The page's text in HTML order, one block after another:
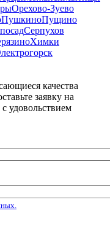
Орехово-Зуево
ПушкиноПущино
Серпухов
Химки
качества
заявку на
удовольствием